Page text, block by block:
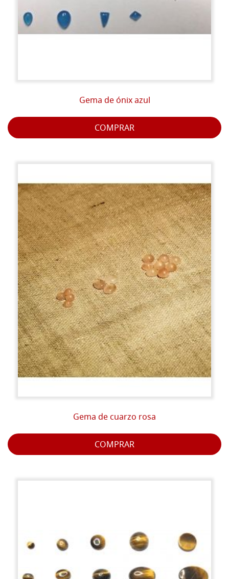
Gema de ónix azul
COMPRAR
Gema de cuarzo rosa
COMPRAR